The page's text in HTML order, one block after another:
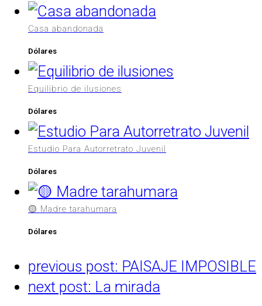
Casa abandonada
Dólares
Equilibrio de ilusiones
Dólares
Estudio Para Autorretrato Juvenil
Dólares
🟡 Madre tarahumara
Dólares
previous post: PAISAJE IMPOSIBLE
next post: La mirada